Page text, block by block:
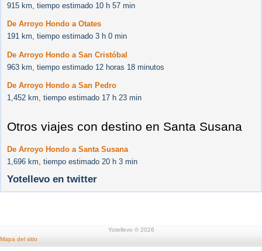
915 km, tiempo estimado 10 h 57 min
De Arroyo Hondo a Otates
191 km, tiempo estimado 3 h 0 min
De Arroyo Hondo a San Cristóbal
963 km, tiempo estimado 12 horas 18 minutos
De Arroyo Hondo a San Pedro
1,452 km, tiempo estimado 17 h 23 min
Otros viajes con destino en Santa Susana
De Arroyo Hondo a Santa Susana
1,696 km, tiempo estimado 20 h 3 min
Yotellevo en twitter
Yotellevo © 2026
Mapa del sitio